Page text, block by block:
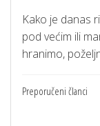
Kako je danas
pod većim ili
hranimo,
Preporučeni članci